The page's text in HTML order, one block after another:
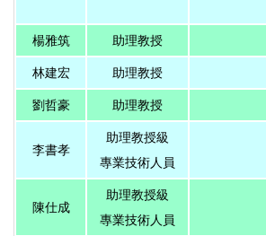
楊雅筑 助理教授
林建宏 助理教授
劉哲豪 助理教授
李書孝
助理教授級
專業技術人員
陳仕成
助理教授級
專業技術人員